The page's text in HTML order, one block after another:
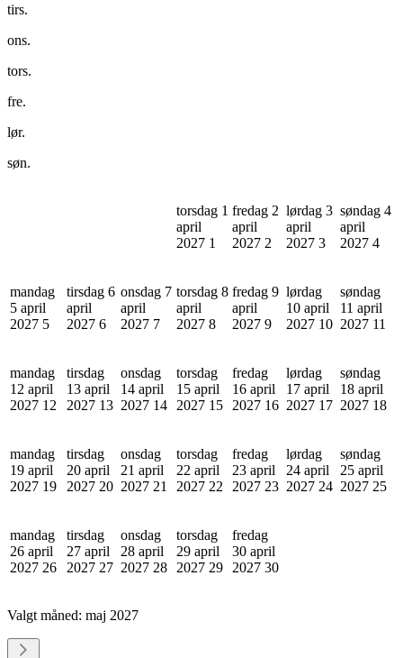
tirs.
ons.
tors.
fre.
lør.
søn.
torsdag 1
april
2027 1
fredag 2
april
2027 2
lørdag 3
april
2027 3
søndag 4
april
2027 4
mandag
5 april
2027 5
tirsdag 6
april
2027 6
onsdag 7
april
2027 7
torsdag 8
april
2027 8
fredag 9
april
2027 9
lørdag
10 april
2027 10
søndag
11 april
2027 11
mandag
12 april
2027 12
tirsdag
13 april
2027 13
onsdag
14 april
2027 14
torsdag
15 april
2027 15
fredag
16 april
2027 16
lørdag
17 april
2027 17
søndag
18 april
2027 18
mandag
19 april
2027 19
tirsdag
20 april
2027 20
onsdag
21 april
2027 21
torsdag
22 april
2027 22
fredag
23 april
2027 23
lørdag
24 april
2027 24
søndag
25 april
2027 25
mandag
26 april
2027 26
tirsdag
27 april
2027 27
onsdag
28 april
2027 28
torsdag
29 april
2027 29
fredag
30 april
2027 30
Valgt måned: maj 2027